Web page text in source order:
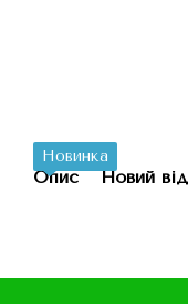
Новинка
Опис Новий